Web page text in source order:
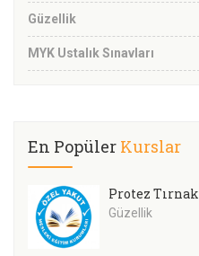
Güzellik
MYK Ustalık Sınavları
En Popüler Kurslar
Protez Tırnak
Güzellik